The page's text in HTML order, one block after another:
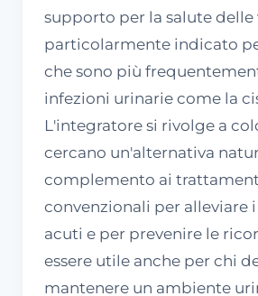
supporto per la salute delle
particolarmente indicato
che sono più
infezioni urinarie come la
L'integratore si rivolge a
cercano un'alternativa
complemento ai
convenzionali per alleviare
acuti e per prevenire le
essere utile anche per chi
mantenere un ambiente